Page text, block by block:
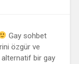
Gay sohbet
özgür ve
bir gay